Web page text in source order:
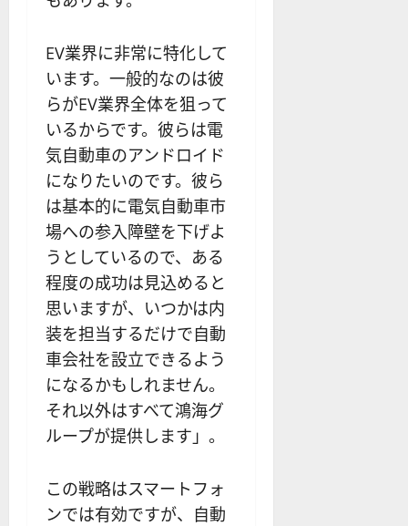
EV業界に非常に特化して
います。一般的なのは彼
らがEV業界全体を狙って
いるからです。彼らは電
気自動車のアンドロイド
になりたいのです。彼ら
は基本的に電気自動車市
場への参入障壁を下げよ
うとしているので、ある
程度の成功は見込めると
思いますが、いつかは内
装を担当するだけで自動
車会社を設立できるよう
になるかもしれません。
それ以外はすべて鴻海グ
ループが提供します」。
この戦略はスマートフォ
ンでは有効ですが、自動